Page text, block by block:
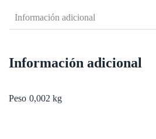
Información adicional
Información adicional
Peso 0,002 kg